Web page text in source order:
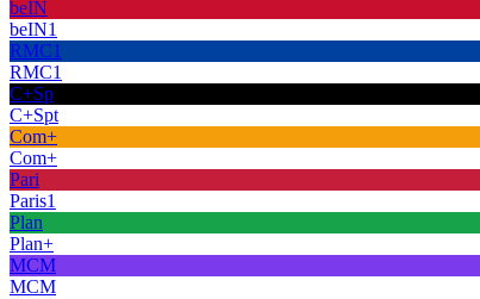
beIN
beIN1
RMC1
RMC1
C+Sp
C+Spt
Com+
Com+
Pari
Paris1
Plan
Plan+
MCM
MCM